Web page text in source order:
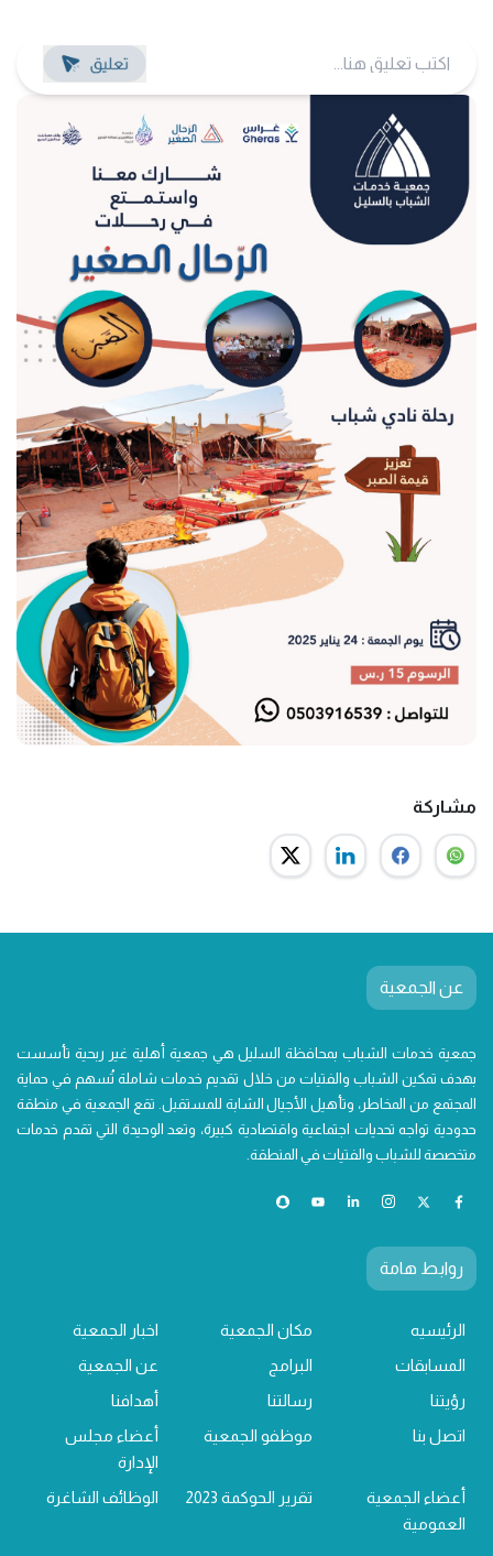
مشاركة
عن الجمعية
جمعية خدمات الشباب بمحافظة السليل هي جمعية أهلية غير ربحية تأسست
بهدف تمكين الشباب والفتيات من خلال تقديم خدمات شاملة تُسهم في حماية
المجتمع من المخاطر، وتأهيل الأجيال الشابة للمستقبل. تقع الجمعية في منطقة
حدودية تواجه تحديات اجتماعية واقتصادية كبيرة، وتعد الوحيدة التي تقدم خدمات
متخصصة للشباب والفتيات في المنطقة.
روابط هامة
الرئيسيه مكان الجمعية
اخبار الجمعية
المسابقات
البرامج
عن الجمعية
رؤيتنا
رسالتنا
أهدافنا
اتصل بنا
موظفو الجمعية
أعضاء مجلس
الإدارة
أعضاء الجمعية
العمومية
تقرير الحوكمة 2023 الوظائف الشاغرة